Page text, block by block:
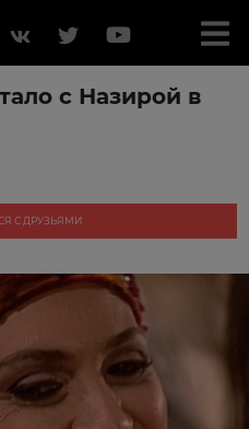
с Назирой в
С ДРУЗЬЯМИ